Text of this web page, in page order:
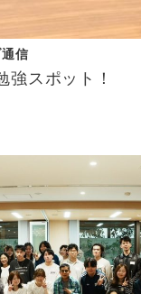
通信
強スポット！